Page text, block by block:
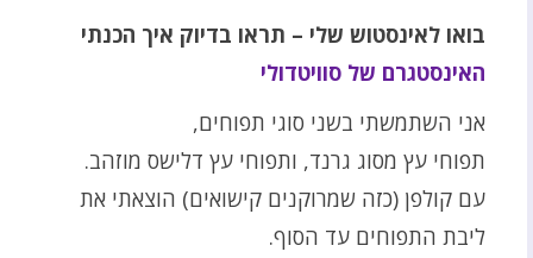
בואו לאינסטוש שלי – תראו בדיוק איך הכנתי
האינסטגרם של סוויטדולי
אני השתמשתי בשני סוגי תפוחים,
תפוחי עץ מסוג גרנד, ותפוחי עץ דלישס מוזהב.
עם קולפן (כזה שמרוקנים קישואים) הוצאתי את
ליבת התפוחים עד הסוף.